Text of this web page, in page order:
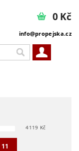
info@propejska.cz
0 Kč
4119 Kč
11